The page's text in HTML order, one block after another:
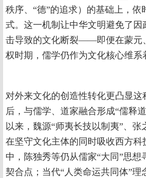
秩序、“德”的追求）的基础上，依
式。这一机制让中华文明避免了因
击导致的文化断裂——即便在蒙元
权时期，儒学仍作为文化核心维系
对外来文化的创造性转化更凸显这
后，与儒学、道家融合形成“儒释
以来，魏源“师夷长技以制夷”、张
在坚守文化主体的同时吸收西方科
中，陈独秀等仍从儒家“大同”思想
契合点；当代“人类命运共同体”理